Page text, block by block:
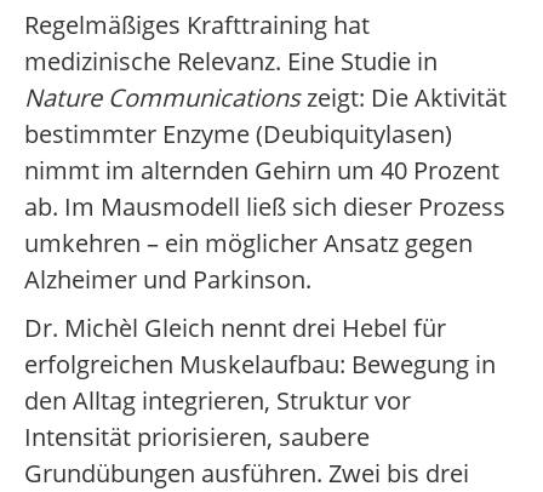
Regelmäßiges Krafttraining hat
medizinische Relevanz. Eine Studie in
Nature Communicationszeigt: Die Aktivität
bestimmter Enzyme (Deubiquitylasen)
nimmt im alternden Gehirn um 40 Prozent
ab. Im Mausmodell ließ sich dieser Prozess
umkehren – ein möglicher Ansatz gegen
Alzheimer und Parkinson.
Dr. Michèl Gleich nennt drei Hebel für
erfolgreichen Muskelaufbau: Bewegung in
den Alltag integrieren, Struktur vor
Intensität priorisieren, saubere
Grundübungen ausführen. Zwei bis drei